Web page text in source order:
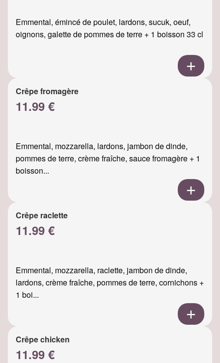
Emmental, émincé de poulet, lardons, sucuk, oeuf,
oignons, galette de pommes de terre + 1 boisson 33 cl
Crêpe fromagère
11.99 €
Emmental, mozzarella, lardons, jambon de dinde,
pommes de terre, crème fraîche, sauce fromagère + 1
boisson...
Crêpe raclette
11.99 €
Emmental, mozzarella, raclette, jambon de dinde,
lardons, crème fraîche, pommes de terre, cornichons +
1 boi...
Crêpe chicken
11.99 €